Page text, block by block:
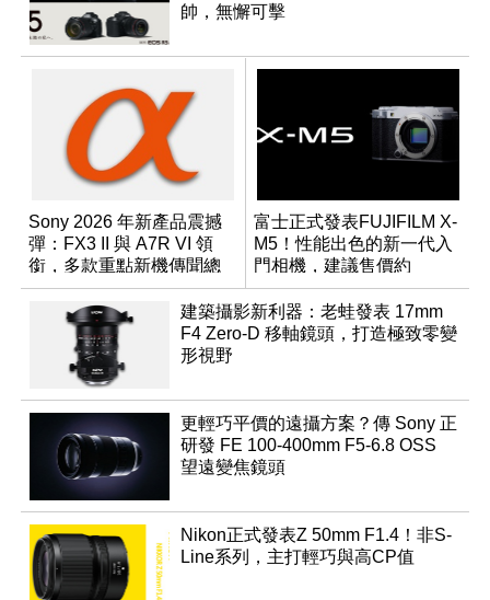
帥，無懈可擊
Sony 2026 年新產品震撼
彈：FX3 II 與 A7R VI 領
銜，多款重點新機傳聞總
整理
富士正式發表FUJIFILM X-
M5！性能出色的新一代入
門相機，建議售價約
NT$26,000
建築攝影新利器：老蛙發表 17mm
F4 Zero-D 移軸鏡頭，打造極致零變
形視野
更輕巧平價的遠攝方案？傳 Sony 正
研發 FE 100-400mm F5-6.8 OSS
望遠變焦鏡頭
Nikon正式發表Z 50mm F1.4！非S-
Line系列，主打輕巧與高CP值